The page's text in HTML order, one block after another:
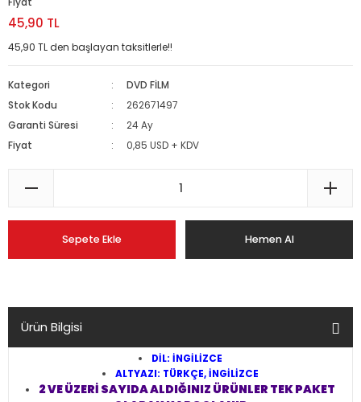
45,90 TL
45,90 TL den başlayan taksitlerle!!
Kategori
DVD FİLM
Stok Kodu
262671497
Garanti Süresi
24 Ay
Fiyat
0,85 USD + KDV
Sepete Ekle Hemen Al
Ürün Bilgisi
DİL: İNGİLİZCE
ALTYAZI: TÜRKÇE, İNGİLİZCE
2 VE ÜZERİ SAYIDA ALDIĞINIZ ÜRÜNLER TEK PAKET